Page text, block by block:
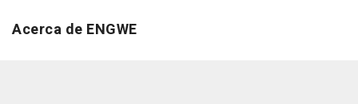
Acerca de ENGWE